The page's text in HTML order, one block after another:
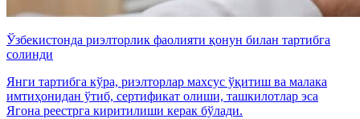
Ўзбекистонда риэлторлик фаолияти қонун билан тартибга
солинди
Янги тартибга кўра, риэлторлар махсус ўқитиш ва малака
имтиҳонидан ўтиб, сертификат олиши, ташкилотлар эса
Ягона реестрга киритилиши керак бўлади.